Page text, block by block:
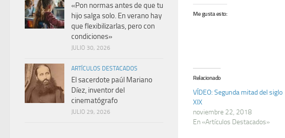
Me gusta esto:
Relacionado
VÍDEO: Segunda mitad del siglo
XIX
noviembre 22, 2018
En «Artículos Destacados»
«Pon normas antes de que tu
hijo salga solo. En verano hay
que flexibilizarlas, pero con
condiciones»
JULIO 30, 2026
ARTÍCULOS DESTACADOS
El sacerdote paúl Mariano
Díez, inventor del
cinematógrafo
JULIO 29, 2026